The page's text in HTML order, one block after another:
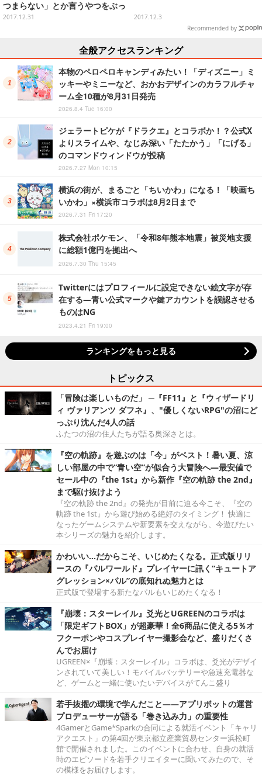
つまらない」とか言うやつをぶっ
飛ばします
2017.12.31
2017.12.3
Recommended by
全般アクセスランキング
本物のペロペロキャンディみたい！「ディズニー」ミ
ッキーやミニーなど、おかおデザインのカラフルチャ
ーム全10種が8月31日発売
2026.8.4 Tue 16:00
ジェラートピケが『ドラクエ』とコラボか！？公式X
よりスライムや、なじみ深い「たたかう」「にげる」
のコマンドウィンドウが投稿
2026.7.27 Mon 10:15
横浜の街が、まるごと「ちいかわ」になる！「映画ち
いかわ」×横浜市コラボは8月2日まで
2026.7.31 Fri 17:20
株式会社ポケモン、「令和8年熊本地震」被災地支援
に総額1億円を拠出へ
2026.7.30 Thu 15:45
Twitterにはプロフィールに設定できない絵文字が存
在する―青い公式マークや鍵アカウントを誤認させる
ものはNG
2023.4.21 Fri 19:00
ランキングをもっと見る
トピックス
「冒険は楽しいものだ」 ─『FF11』と『ウィザードリ
ィ ヴァリアンツ ダフネ』、"優しくないRPG"の沼にど
っぷり沈んだ4人の話
ふたつの沼の住人たちが語る奥深さとは。
『空の軌跡』を遊ぶのは「今」がベスト！暑い夏、涼
しい部屋の中で“青い空”が似合う大冒険へ―最安値で
セール中の『the 1st』から新作『空の軌跡 the 2nd』
まで駆け抜けよう
『空の軌跡 the 2nd』の発売が目前に迫る今こそ、『空の
軌跡 the 1st』から遊び始める絶好のタイミング！ 快適に
なったゲームシステムや新要素を交えながら、今遊びたい
本シリーズの魅力を紹介します。
かわいい…だからこそ、いじめたくなる。正式版リリ
ースの『パルワールド』プレイヤーに訊く“キュートア
グレッション×パル”の底知れぬ魅力とは
正式版で登場する新たなパルもいじめたくなる！
『崩壊：スターレイル』爻光とUGREENのコラボは
「限定ギフトBOX」が超豪華！全6商品に使える5％オ
フクーポンやコスプレイヤー撮影会など、盛りだくさ
んでお届け
UGREEN×『崩壊：スターレイル』コラボは、爻光がデザイ
ンされていて美しい！モバイルバッテリーや急速充電器な
ど、ゲームと一緒に使いたいデバイスがてんこ盛り
若手抜擢の環境で学んだこと――アプリボットの運営
プロデューサーが語る「巻き込み力」の重要性
4GamerとGame*Sparkの合同による就活イベント「キャリ
アクエスト」の第4回が東京都立産業貿易センター浜松町
館で開催されました。このイベントに合わせ、自身の就活
時のエピソードを若手クリエイターに聞いてみたので、そ
の模様をお届けします。